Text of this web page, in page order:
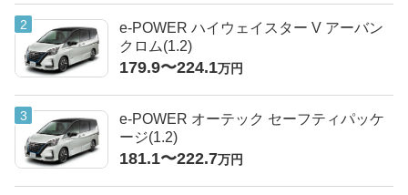
e-POWER ハイウェイスター V アーバン
クロム(1.2)
179.9〜224.1万円
e-POWER オーテック セーフティパッケ
ージ(1.2)
181.1〜222.7万円